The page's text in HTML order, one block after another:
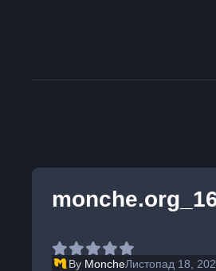
By MoncheЛистопад 18,